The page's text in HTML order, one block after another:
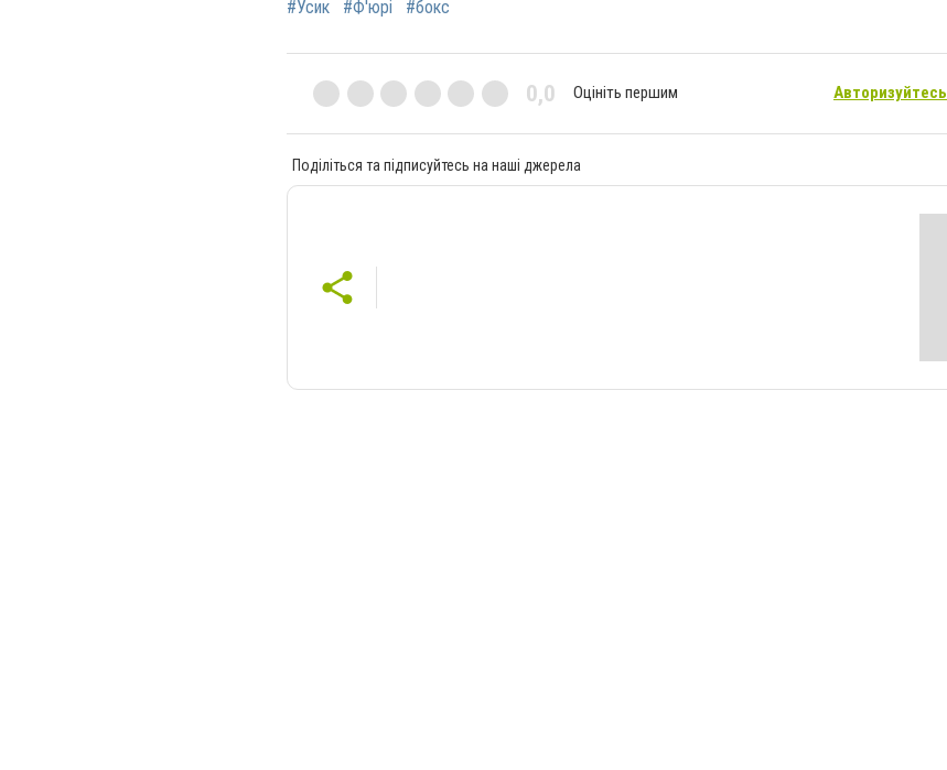
#Усик #Ф'юрі #бокс
0,0 Оцініть першим Авторизуйтесь
Поділіться та підписуйтесь на наші джерела